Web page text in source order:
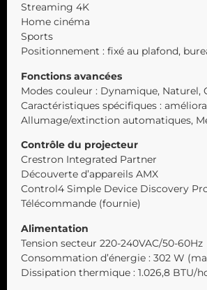
Streaming 4K
Home cinéma
Sports
Positionnement : fixé au plafond,
Fonctions avancées
Modes couleur : Dynamique, Naturel,
Caractéristiques spécifiques :
Allumage/extinction automatiques,
Contrôle du projecteur
Crestron Integrated Partner
Découverte d’appareils AMX
Control4 Simple Device Discovery
Télécommande (fournie)
Alimentation
Tension secteur 220-240VAC/50-60Hz
Consommation d’énergie : 302 W
Dissipation thermique : 1.026,8 BTU/